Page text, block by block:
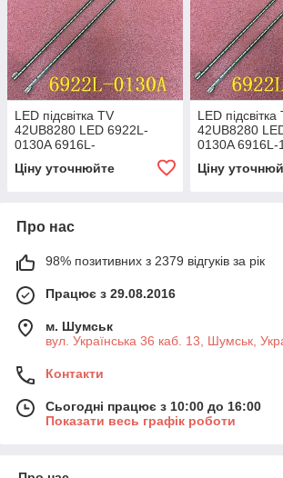
LED підсвітка TV
42UB8280 LED 6922L-
0130A 6916L-
Ціну уточнюйте
LED підсвітка
42UB8280
0130A 6916L-
6916L-1836A
463mm
Ціну
Про нас
98% позитивних з 2379 відгуків за рік
Працює з 29.08.2016
м. Шумськ
вул. Українська 36 каб. 13, Шумськ,
Контакти
Сьогодні працює з 10:00 до 16:00
Показати весь графік роботи